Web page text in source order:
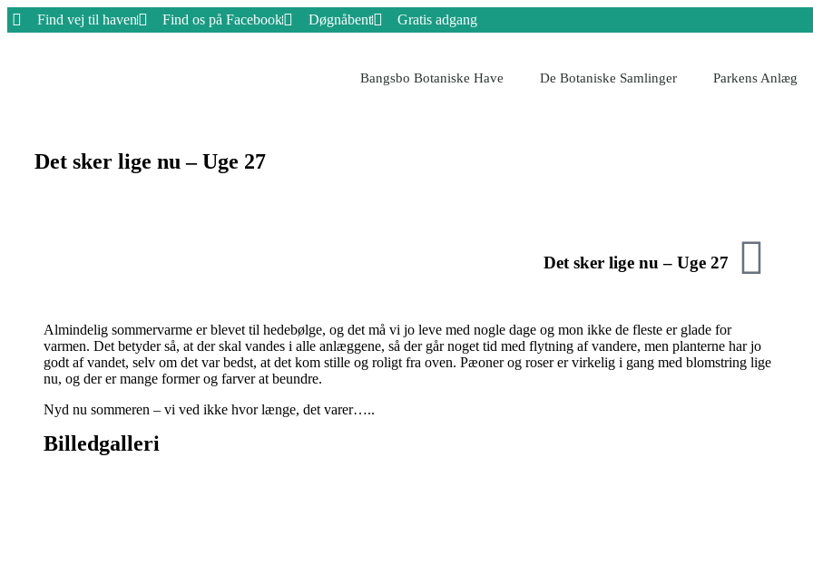
Find vej til haven Find os på Facebook Døgnåbent Gratis adgang
Bangsbo Botaniske Have De Botaniske Samlinger Parkens Anlæg
Det sker lige nu – Uge 27
Det sker lige nu – Uge 27
Almindelig sommervarme er blevet til hedebølge, og det må vi jo leve med nogle dage og mon ikke de fleste er glade for
varmen. Det betyder så, at der skal vandes i alle anlæggene, så der går noget tid med flytning af vandere, men planterne har jo
godt af vandet, selv om det var bedst, at det kom stille og roligt fra oven. Pæoner og roser er virkelig i gang med blomstring lige
nu, og der er mange former og farver at beundre.
Nyd nu sommeren – vi ved ikke hvor længe, det varer…..
Billedgalleri